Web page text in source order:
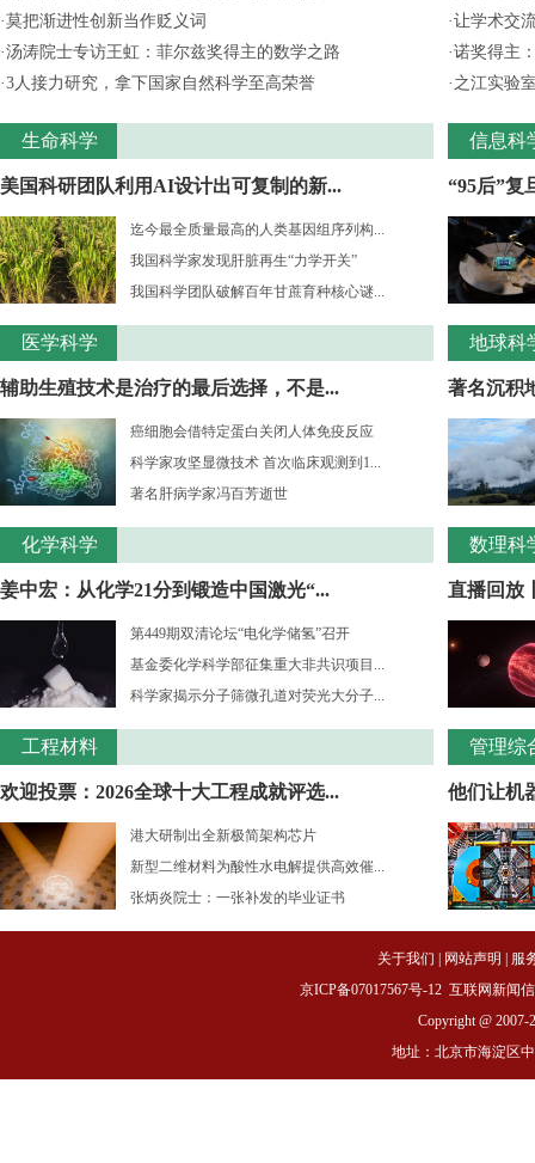
·莫把渐进性创新当作贬义词
·汤涛院士专访王虹：菲尔兹奖得主的数学之路
·3人接力研究，拿下国家自然科学至高荣誉
生命科学
美国科研团队利用AI设计出可复制的新...
迄今最全质量最高的人类基因组序列构...
我国科学家发现肝脏再生“力学开关”
我国科学团队破解百年甘蔗育种核心谜...
医学科学
辅助生殖技术是治疗的最后选择，不是...
癌细胞会借特定蛋白关闭人体免疫反应
科学家攻坚显微技术 首次临床观测到1...
著名肝病学家冯百芳逝世
化学科学
姜中宏：从化学21分到锻造中国激光“...
第449期双清论坛“电化学储氢”召开
基金委化学科学部征集重大非共识项目...
科学家揭示分子筛微孔道对荧光大分子...
工程材料
欢迎投票：2026全球十大工程成就评选...
港大研制出全新极简架构芯片
新型二维材料为酸性水电解提供高效催...
张炳炎院士：一张补发的毕业证书
·让学术交
·诺奖得主
· 之江实验
信息科
“95后”复
地球科
著名沉积
数理科
直播回放
管理综
他们让机
关于我们 网站声明
服
京ICP备07017567号-12 互联网新闻
Copyright @ 2007-
地址：北京市海淀区